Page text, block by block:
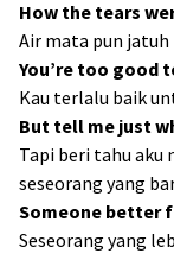
How the tears
Air mata pun
You’re too good
Kau terlalu baik
But tell me just
Tapi beri tahu aku
seseorang yang
Someone better
Seseorang yang